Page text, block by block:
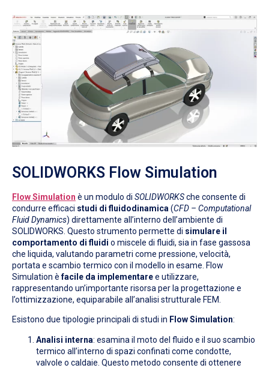
SOLIDWORKS Flow Simulation
Flow Simulation è un modulo di SOLIDWORKSche consente di
condurre efficaci studi di fluidodinamica (CFD – Computational
Fluid Dynamics) direttamente all’interno dell’ambiente di
SOLIDWORKS. Questo strumento permette di simulare il
comportamento di fluidi o miscele di fluidi, sia in fase gassosa
che liquida, valutando parametri come pressione, velocità,
portata e scambio termico con il modello in esame. Flow
Simulation èfacile da implementaree utilizzare,
rappresentando un’importante risorsa per la progettazione e
l’ottimizzazione, equiparabile all’analisi strutturale FEM.
Esistono due tipologie principali di studi in Flow Simulation:
Analisi interna: esamina il moto del fluido e il suo scambio
termico all’interno di spazi confinati come condotte,
valvole o caldaie. Questo metodo consente di ottenere